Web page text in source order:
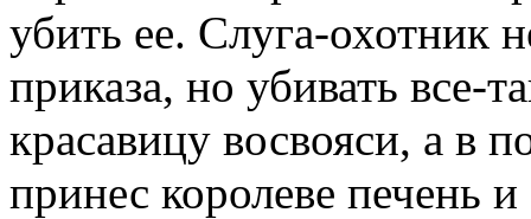
убить ее. Слуга-охотник
приказа, но убивать все-
красавицу восвояси, а в
принес королеве печень